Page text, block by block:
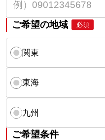
ご希望の地域 必須
関東
東海
九州
ご希望条件